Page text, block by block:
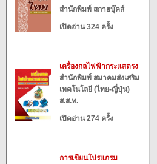
สำนักพิมพ์ สกายบุ๊คส์
เปิดอ่าน 324 ครั้ง
เครื่องกลไฟฟ้ากระแสตรง
สำนักพิมพ์ สมาคมส่งเสริม
เทคโนโลยี (ไทย-ญี่ปุ่น)
ส.ส.ท.
เปิดอ่าน 274 ครั้ง
การเขียนโปรแกรม